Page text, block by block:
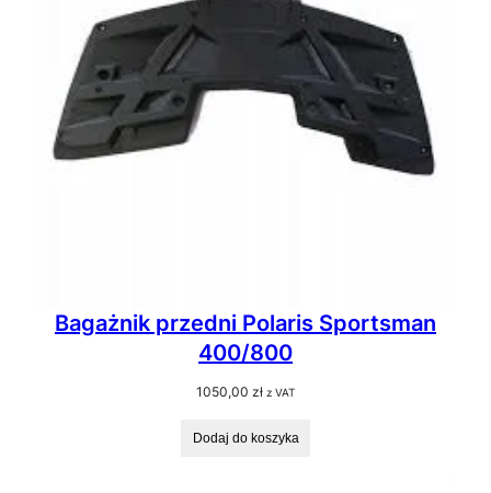
Bagażnik przedni Polaris Sportsman
400/800
1050,00 zł z VAT
Dodaj do koszyka